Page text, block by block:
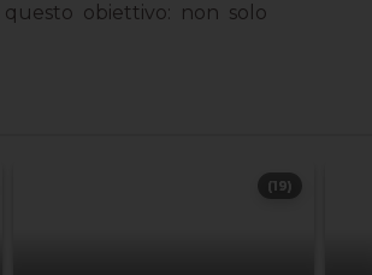
obiettivo: non solo
(19)